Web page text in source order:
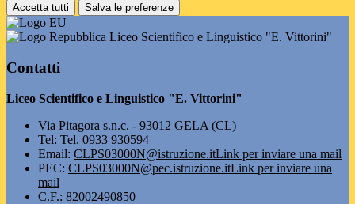
Accetta tutti Salva le preferenze
Liceo Scientifico e Linguistico "E. Vittorini"
Contatti
Liceo Scientifico e Linguistico "E. Vittorini"
Via Pitagora s.n.c. - 93012 GELA (CL)
Tel: Tel. 0933 930594
Email: CLPS03000N@istruzione.itLink per inviare una mail
PEC: CLPS03000N@pec.istruzione.itLink per inviare una
mail
C.F.: 82002490850